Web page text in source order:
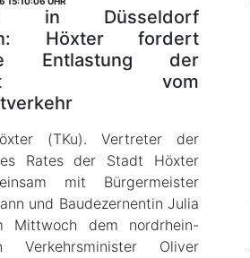
in Düsseldorf
Höxter fordert
Entlastung der
vom
(TKu). Vertreter der
Rates der Stadt Höxter
mit Bürgermeister
und Baudezernentin Julia
Mittwoch dem nordrhein-
Verkehrsminister Oliver